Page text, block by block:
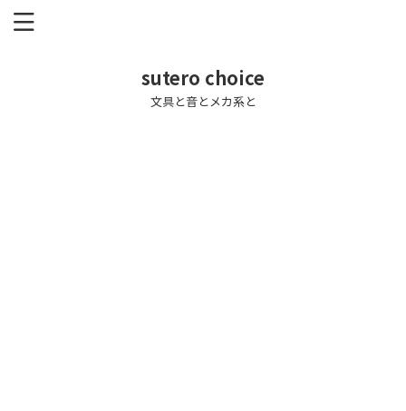
sutero choice
文具と音とメカ系と